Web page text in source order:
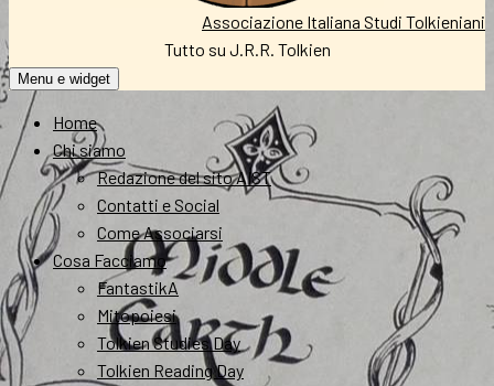
Associazione Italiana Studi Tolkieniani
Tutto su J.R.R. Tolkien
Menu e widget
Home
Chi siamo
Redazione del sito AIST
Contatti e Social
Come Associarsi
Cosa Facciamo
FantastikA
Mitopoiesi
Tolkien Studies Day
Tolkien Reading Day